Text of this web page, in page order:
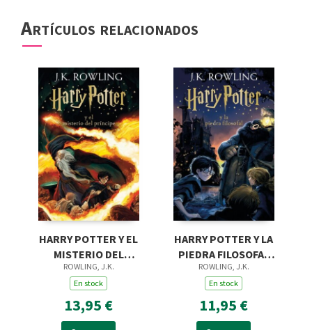
Artículos relacionados
HARRY POTTER Y EL
MISTERIO DEL
PRÍNCIPE (HARRY
POTTER [EDICIÓN
CON LA PORTADA IL
ROWLING, J.K.
En stock
13,95 €
HARRY POTTER Y LA
PIEDRA FILOSOFAL
(HARRY POTTER
[EDICIÓN CON LA
PORTADA ILUSTRA
ROWLING, J.K.
En stock
11,95 €